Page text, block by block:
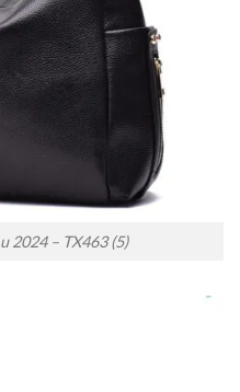
2024 – TX463 (5)